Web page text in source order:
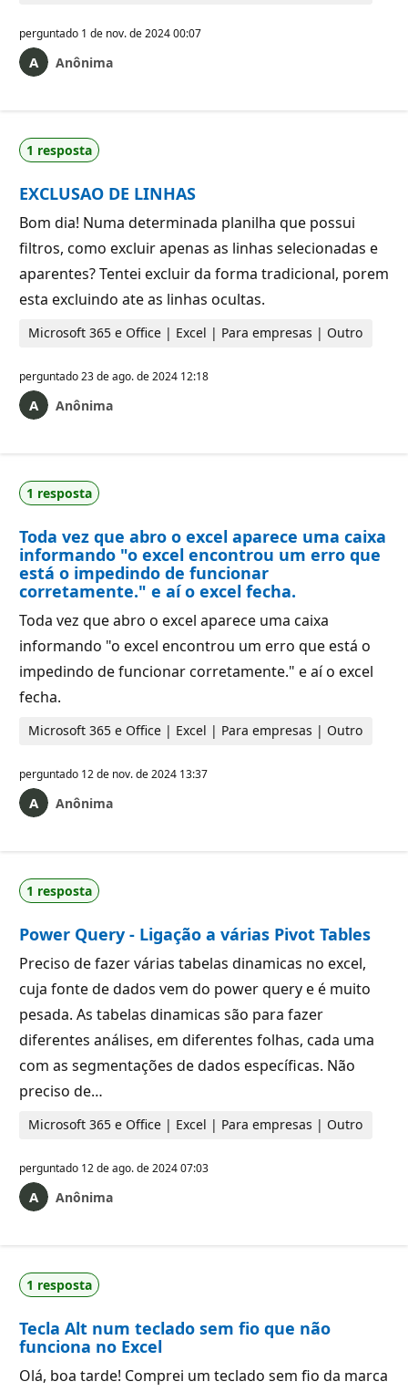
perguntado 1 de nov. de 2024 00:07
Anônima
1 resposta
EXCLUSAO DE LINHAS
Bom dia! Numa determinada planilha que possui
filtros, como excluir apenas as linhas selecionadas e
aparentes? Tentei excluir da forma tradicional, porem
esta excluindo ate as linhas ocultas.
Microsoft 365 e Office | Excel | Para empresas | Outro
perguntado23 de ago. de 2024 12:18
Anônima
1 resposta
Toda vez que abro o excel aparece uma caixa
informando "o excel encontrou um erro que
está o impedindo de funcionar
corretamente." e aí o excel fecha.
Toda vez que abro o excel aparece uma caixa
informando "o excel encontrou um erro que está o
impedindo de funcionar corretamente." e aí o excel
fecha.
Microsoft 365 e Office | Excel | Para empresas | Outro
perguntado 12 de nov. de 2024 13:37
Anônima
1 resposta
Power Query - Ligação a várias Pivot Tables
Preciso de fazer várias tabelas dinamicas no excel,
cuja fonte de dados vem do power query e é muito
pesada. As tabelas dinamicas são para fazer
diferentes análises, em diferentes folhas, cada uma
com as segmentações de dados específicas. Não
preciso de…
Microsoft 365 e Office | Excel | Para empresas | Outro
perguntado 12 de ago. de 2024 07:03
Anônima
1 resposta
Tecla Alt num teclado sem fio que não
funciona no Excel
Olá, boa tarde! Comprei um teclado sem fio da marca